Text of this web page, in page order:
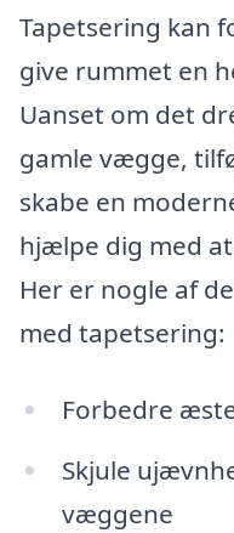
Tapetsering kan
give rummet en
Uanset om det
gamle vægge,
skabe en
hjælpe dig med
Her er nogle af
med tapetsering:
Forbedre
Skjule
væggene